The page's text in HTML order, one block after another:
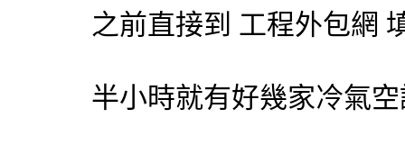
之前直接到 工程外包網
半小時就有好幾家冷氣